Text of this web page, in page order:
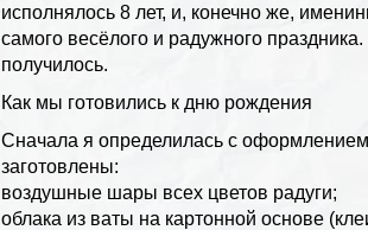
исполнялось 8 лет, и, конечно же,
самого весёлого и радужного
получилось.
Как мы готовились к дню рождения
Сначала я определилась с
заготовлены:
воздушные шары всех цветов радуги;
облака из ваты на картонной основе